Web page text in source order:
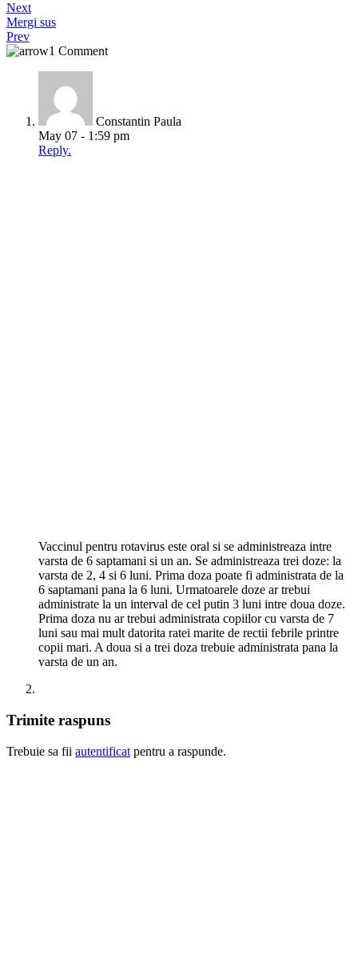
Next
Mergi sus
Prev
1 Comment
Constantin Paula
May 07 - 1:59 pm
Reply.
Vaccinul pentru rotavirus este oral si se administreaza intre
varsta de 6 saptamani si un an. Se administreaza trei doze: la
varsta de 2, 4 si 6 luni. Prima doza poate fi administrata de la
6 saptamani pana la 6 luni. Urmatoarele doze ar trebui
administrate la un interval de cel putin 3 luni intre doua doze.
Prima doza nu ar trebui administrata copiilor cu varsta de 7
luni sau mai mult datorita ratei marite de rectii febrile printre
copii mari. A doua si a trei doza trebuie administrata pana la
varsta de un an.
Trimite raspuns
Trebuie sa fii autentificat pentru a raspunde.